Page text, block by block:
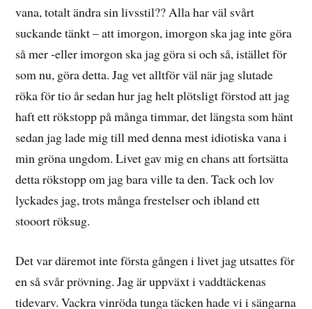
vana, totalt ändra sin livsstil?? Alla har väl svårt
suckande tänkt – att imorgon, imorgon ska jag inte göra
så mer -eller imorgon ska jag göra si och så, istället för
som nu, göra detta. Jag vet alltför väl när jag slutade
röka för tio år sedan hur jag helt plötsligt förstod att jag
haft ett rökstopp på många timmar, det längsta som hänt
sedan jag lade mig till med denna mest idiotiska vana i
min gröna ungdom. Livet gav mig en chans att fortsätta
detta rökstopp om jag bara ville ta den. Tack och lov
lyckades jag, trots många frestelser och ibland ett
stooort röksug.
Det var däremot inte första gången i livet jag utsattes för
en så svår prövning. Jag är uppväxt i vaddtäckenas
tidevarv. Vackra vinröda tunga täcken hade vi i sängarna